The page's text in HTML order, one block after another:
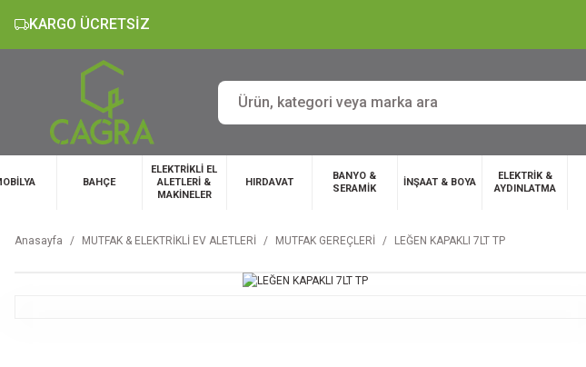
KARGO ÜCRETSİZ
BAHÇE
ELEKTRİKLİ EL
ALETLERİ &
MAKİNELER
HIRDAVAT
BANYO &
SERAMİK
İNŞAAT & BOYA
ELEKTRİK &
AYDINLATMA
Anasayfa MUTFAK & ELEKTRİKLİ EV ALETLERİ MUTFAK GEREÇLERİ LEĞEN KAPAKLI 7LT TP